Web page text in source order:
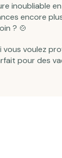
inoubliable en
encore
? 🍲
vous voulez
pour des